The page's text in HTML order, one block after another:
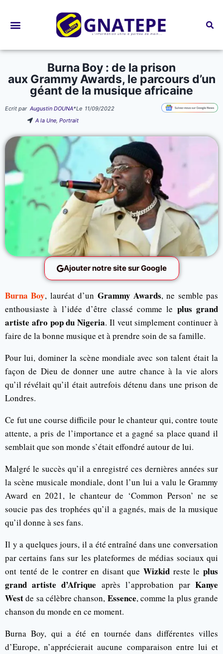
Burna Boy : de la prison
aux Grammy Awards, le parcours d’un
géant de la musique africaine
Ecrit par Augustin DOUNA*Le 11/09/2022
A la Une,Portrait
Ajouter notre site sur Google
Burna Boy, lauréat d’un Grammy Awards, ne semble pas
enthousiaste à l’idée d’être classé comme le plus grand
artiste afro pop du Nigeria. Il veut simplement continuer à
faire de la bonne musique et à prendre soin de sa famille.
Pour lui, dominer la scène mondiale avec son talent était la
façon de Dieu de donner une autre chance à la vie alors
qu’il révélait qu’il était autrefois détenu dans une prison de
Londres.
Ce fut une course difficile pour le chanteur qui, contre toute
attente, a pris de l’importance et a gagné sa place quand il
semblait que son monde s’était effondré autour de lui.
Malgré le succès qu’il a enregistré ces dernières années sur
la scène musicale mondiale, dont l’un lui a valu le Grammy
Award en 2021, le chanteur de ‘Common Person’ ne se
soucie pas des trophées qu’il a gagnés, mais de la musique
qu’il donne à ses fans.
Il y a quelques jours, il a été entraîné dans une conversation
par certains fans sur les plateformes de médias sociaux qui
ont tenté de le contrer en disant queWizkid reste leplus
grand artiste d’Afrique après l’approbation parKanye
Westde sa célèbre chanson, Essence, comme la plus grande
chanson du monde en ce moment.
Burna Boy, qui a été en tournée dans différentes villes
d’Europe, n’apprécierait aucune comparaison entre lui et